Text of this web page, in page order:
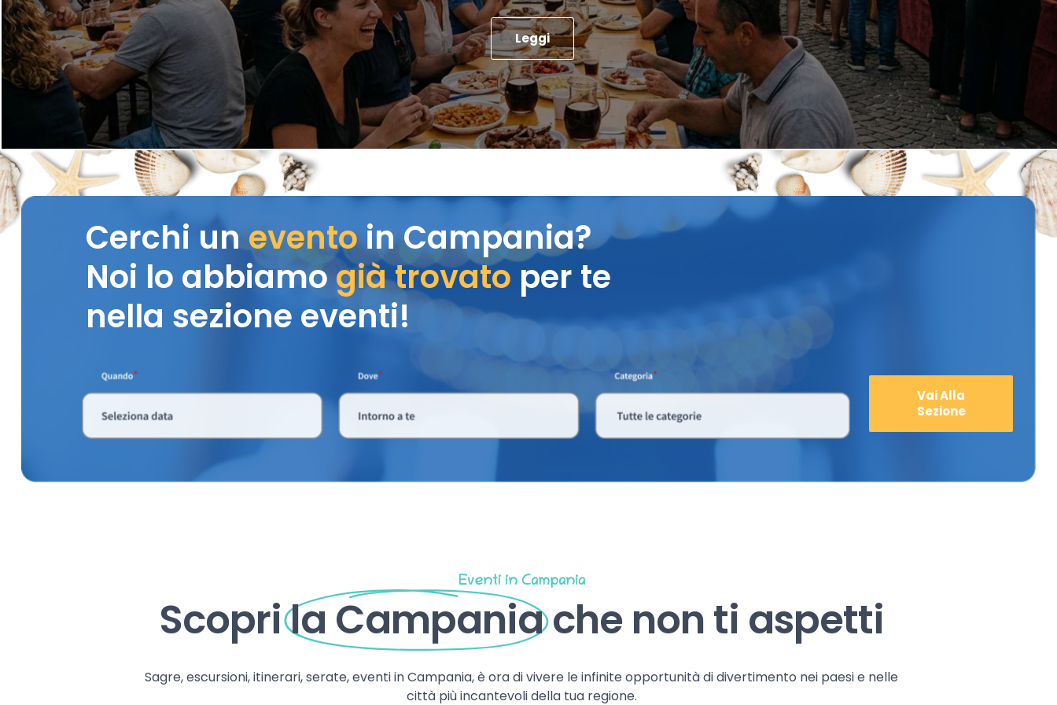
Leggi
Cerchi uneventoin Campania?
Noi lo abbiamogià trovato per te
nella sezione eventi!
Vai Alla
Sezione
Eventi in Campania
Scoprila Campaniache non ti aspetti
Sagre, escursioni, itinerari, serate, eventi in Campania, è ora di vivere le infinite opportunità di divertimento nei paesi e nelle
città più incantevoli della tua regione.